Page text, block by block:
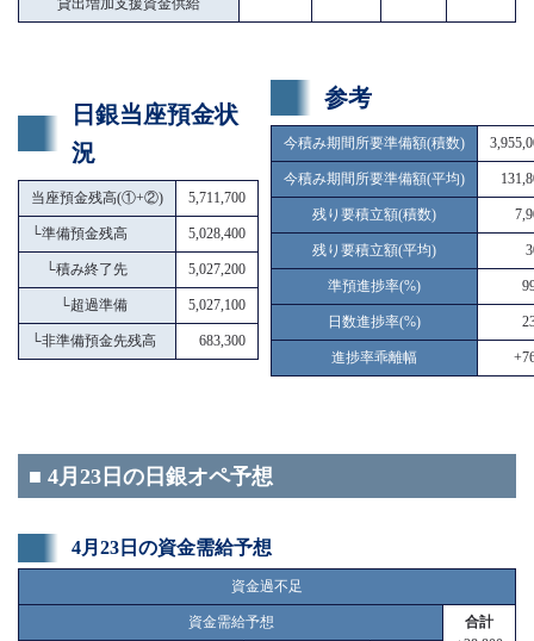
貸出増加支援資金供給
日銀当座預金状
況
当座預金残高(①+②) 5,711,700
└準備預金残高 5,028,400
└積み終了先 5,027,200
└超過準備 5,027,100
└非準備預金先残高 683,300
参考
今積み期間所要準備額(積数)
今積み期間所要準備額(平均)
残り要積立額(積数)
残り要積立額(平均)
準預進捗率(%)
日数進捗率(%)
進捗率乖離幅
■ 4月23日の日銀オペ予想
4月23日の資金需給予想
資金過不足
資金需給予想
合計